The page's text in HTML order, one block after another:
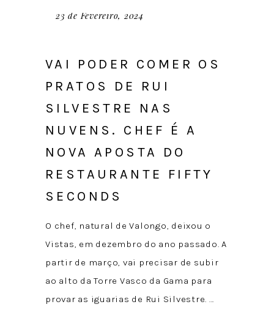
23 de Fevereiro, 2024
VAI PODER COMER OS
PRATOS DE RUI
SILVESTRE NAS
NUVENS. CHEF É A
NOVA APOSTA DO
RESTAURANTE FIFTY
SECONDS
O chef, natural de Valongo, deixou o
Vistas, em dezembro do ano passado. A
partir de março, vai precisar de subir
ao alto da Torre Vasco da Gama para
provar as iguarias de Rui Silvestre.